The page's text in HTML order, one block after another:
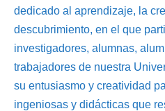
dedicado al aprendizaje, la
descubrimiento, en el que
investigadores, alumnas,
trabajadores de nuestra
su entusiasmo y creatividad
ingeniosas y didácticas que